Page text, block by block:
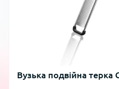
Вузька подвійна терка